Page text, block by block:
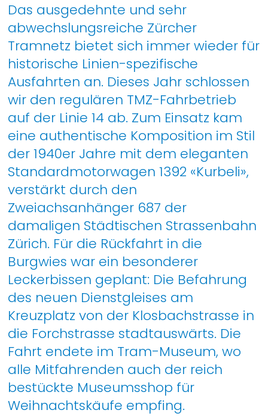
Das ausgedehnte und sehr
abwechslungsreiche Zürcher
Tramnetz bietet sich immer wieder für
historische Linien-spezifische
Ausfahrten an. Dieses Jahr schlossen
wir den regulären TMZ-Fahrbetrieb
auf der Linie 14 ab. Zum Einsatz kam
eine authentische Komposition im Stil
der 1940er Jahre mit dem eleganten
Standardmotorwagen 1392 «Kurbeli»,
verstärkt durch den
Zweiachsanhänger 687 der
damaligen Städtischen Strassenbahn
Zürich. Für die Rückfahrt in die
Burgwies war ein besonderer
Leckerbissen geplant: Die Befahrung
des neuen Dienstgleises am
Kreuzplatz von der Klosbachstrasse in
die Forchstrasse stadtauswärts. Die
Fahrt endete im Tram-Museum, wo
alle Mitfahrenden auch der reich
bestückte Museumsshop für
Weihnachtskäufe empfing.